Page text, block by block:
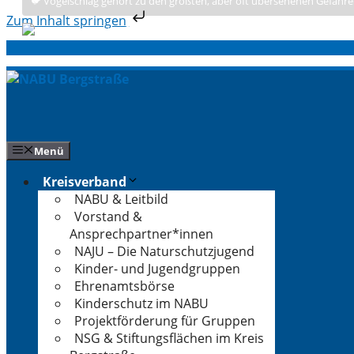
Zum Inhalt springen
Zum
Inhalt
springen
Menü
Kreisverband
NABU & Leitbild
Vorstand &
Ansprechpartner*innen
NAJU – Die Naturschutzjugend
Kinder- und Jugendgruppen
Ehrenamtsbörse
Kinderschutz im NABU
Projektförderung für Gruppen
NSG & Stiftungsflächen im Kreis